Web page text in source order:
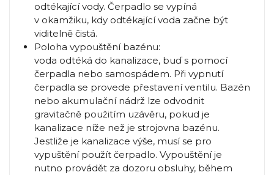
odtékající vody. Čerpadlo se vypíná
v okamžiku, kdy odtékající voda začne být
viditelně čistá.
Poloha vypouštění bazénu:
voda odtéká do kanalizace, buď s pomocí
čerpadla nebo samospádem. Při vypnutí
čerpadla se provede přestavení ventilu. Bazén
nebo akumulační nádrž lze odvodnit
gravitačně použitím uzávěru, pokud je
kanalizace níže než je strojovna bazénu.
Jestliže je kanalizace výše, musí se pro
vypuštění použít čerpadlo. Vypouštění je
nutno provádět za dozoru obsluhy, během